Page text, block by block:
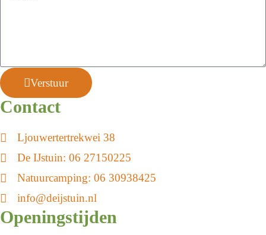
Verstuur
Contact
Ljouwertertrekwei 38
De IJstuin: 06 27150225
Natuurcamping: 06 30938425
info@deijstuin.nl
Openingstijden